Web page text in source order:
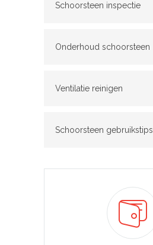
Schoorsteen inspectie
Onderhoud schoorsteen
Ventilatie reinigen
Schoorsteen gebruikstips